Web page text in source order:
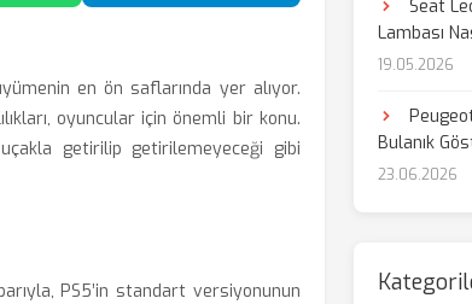
en ön saflarında yer alıyor.
oyuncular için önemli bir konu.
uçakla getirilip getirilemeyeceği gibi
PS5’in standart versiyonunun
Seat
Lambası
19.05.2026
Bulanık
23.06.2026